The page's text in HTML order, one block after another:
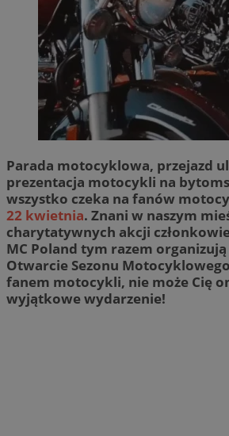
Parada motocyklowa, przejazd
prezentacja motocykli na
wszystko czeka na fanów
22 kwietnia. Znani w naszym
charytatywnych akcji
MC Poland tym razem
Otwarcie Sezonu
fanem motocykli, nie może Cię
wyjątkowe wydarzenie!